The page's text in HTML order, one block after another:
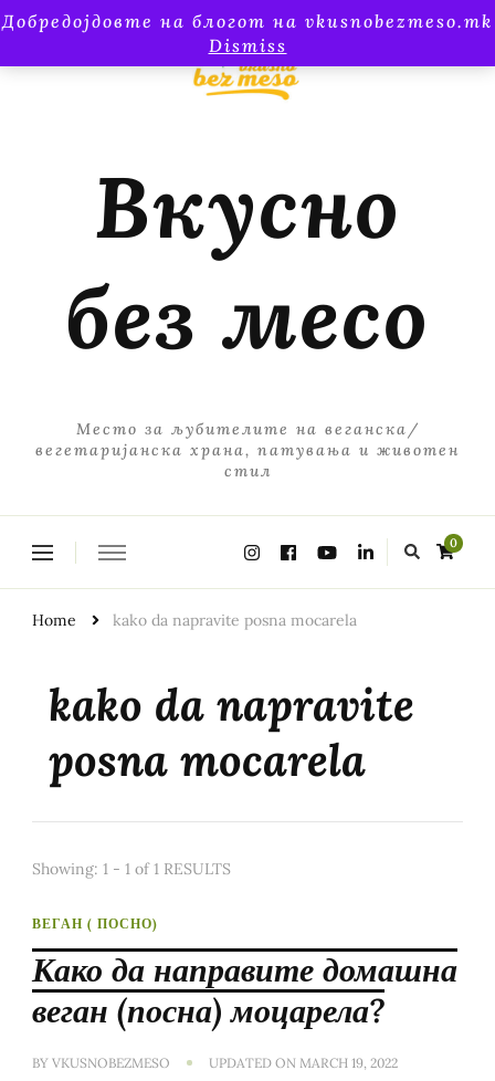
Добредојдовте на блогот на vkusnobezmeso.mk
Dismiss
Вкусно
без месо
Место за љубителите на веганска/
вегетаријанска храна, патувања и животен
стил
0
Home kako da napravite posna mocarela
kako da napravite
posna mocarela
Showing: 1 - 1 of 1 RESULTS
ВЕГАН ( ПОСНО)
Како да направите домашна
веган (посна) моцарела?
BY VKUSNOBEZMESO UPDATED ON MARCH 19, 2022